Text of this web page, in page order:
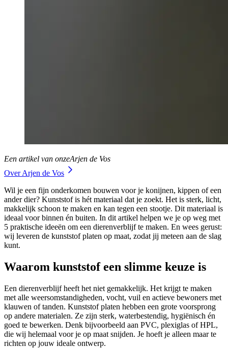
Een artikel van onzeArjen de Vos
Over Arjen de Vos
Wil je een fijn onderkomen bouwen voor je konijnen, kippen of een
ander dier? Kunststof is hét materiaal dat je zoekt. Het is sterk, licht,
makkelijk schoon te maken en kan tegen een stootje. Dit materiaal is
ideaal voor binnen én buiten. In dit artikel helpen we je op weg met
5 praktische ideeën om een dierenverblijf te maken. En wees gerust:
wij leveren de kunststof platen op maat, zodat jij meteen aan de slag
kunt.
Waarom kunststof een slimme keuze is
Een dierenverblijf heeft het niet gemakkelijk. Het krijgt te maken
met alle weersomstandigheden, vocht, vuil en actieve bewoners met
klauwen of tanden. Kunststof platen hebben een grote voorsprong
op andere materialen. Ze zijn sterk, waterbestendig, hygiënisch én
goed te bewerken. Denk bijvoorbeeld aan PVC, plexiglas of HPL,
die wij helemaal voor je op maat snijden. Je hoeft je alleen maar te
richten op jouw ideale ontwerp.